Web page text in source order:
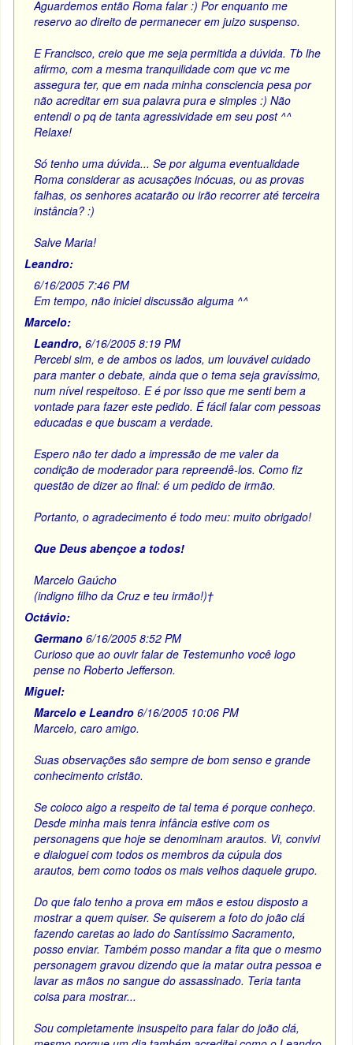
Aguardemos então Roma falar :) Por enquanto me
reservo ao direito de permanecer em juizo suspenso.
E Francisco, creio que me seja permitida a dúvida. Tb lhe
afirmo, com a mesma tranquilidade com que vc me
assegura ter, que em nada minha consciencia pesa por
não acreditar em sua palavra pura e simples :) Não
entendi o pq de tanta agressividade em seu post ^^
Relaxe!
Só tenho uma dúvida... Se por alguma eventualidade
Roma considerar as acusações inócuas, ou as provas
falhas, os senhores acatarão ou irão recorrer até terceira
instância? :)
Salve Maria!
Leandro:
6/16/2005 7:46 PM
Em tempo, não iniciei discussão alguma ^^
Marcelo:
Leandro, 6/16/2005 8:19 PM
Percebi sim, e de ambos os lados, um louvável cuidado
para manter o debate, ainda que o tema seja gravíssimo,
num nível respeitoso. E é por isso que me senti bem a
vontade para fazer este pedido. É fácil falar com pessoas
educadas e que buscam a verdade.
Espero não ter dado a impressão de me valer da
condição de moderador para repreendê-los. Como fiz
questão de dizer ao final: é um pedido de irmão.
Portanto, o agradecimento é todo meu: muito obrigado!
Que Deus abençoe a todos!
Marcelo Gaúcho
(indigno filho da Cruz e teu irmão!)†
Octávio:
Germano 6/16/2005 8:52 PM
Curioso que ao ouvir falar de Testemunho você logo
pense no Roberto Jefferson.
Miguel:
Marcelo e Leandro 6/16/2005 10:06 PM
Marcelo, caro amigo.
Suas observações são sempre de bom senso e grande
conhecimento cristão.
Se coloco algo a respeito de tal tema é porque conheço.
Desde minha mais tenra infância estive com os
personagens que hoje se denominam arautos. Vi, convivi
e dialoguei com todos os membros da cúpula dos
arautos, bem como todos os mais velhos daquele grupo.
Do que falo tenho a prova em mãos e estou disposto a
mostrar a quem quiser. Se quiserem a foto do joão clá
fazendo caretas ao lado do Santíssimo Sacramento,
posso enviar. Também posso mandar a fita que o mesmo
personagem gravou dizendo que ia matar outra pessoa e
lavar as mãos no sangue do assassinado. Teria tanta
coisa para mostrar...
Sou completamente insuspeito para falar do joão clá,